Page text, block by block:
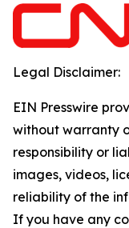
Legal Disclaimer:
EIN Presswire
without warranty
responsibility or
images, videos,
reliability of the
If you have any